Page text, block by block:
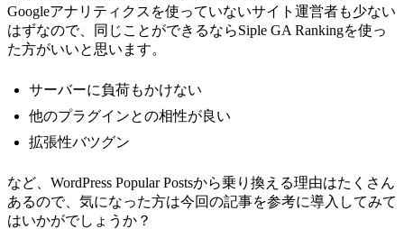
Googleアナリティクスを使っていないサイト運営者も少ない
はずなので、同じことができるならSiple GA Rankingを使っ
た方がいいと思います。
サーバーに負荷もかけない
他のプラグインとの相性が良い
拡張性バツグン
など、WordPress Popular Postsから乗り換える理由はたくさん
あるので、気になった方は今回の記事を参考に導入してみて
はいかがでしょうか？